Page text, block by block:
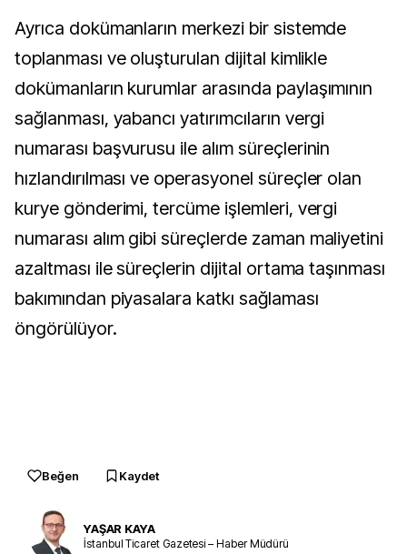
Ayrıca dokümanların merkezi bir sistemde
toplanması ve oluşturulan dijital kimlikle
dokümanların kurumlar arasında paylaşımının
sağlanması, yabancı yatırımcıların vergi
numarası başvurusu ile alım süreçlerinin
hızlandırılması ve operasyonel süreçler olan
kurye gönderimi, tercüme işlemleri, vergi
numarası alım gibi süreçlerde zaman maliyetini
azaltması ile süreçlerin dijital ortama taşınması
bakımından piyasalara katkı sağlaması
öngörülüyor.
Beğen Kaydet
YAŞAR KAYA
İstanbul Ticaret Gazetesi – Haber Müdürü